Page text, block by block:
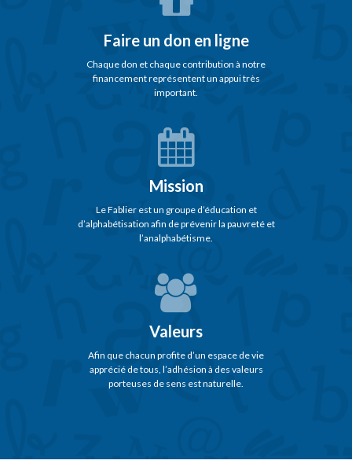
Faire un don en ligne
Chaque don et chaque contribution à notre
financement représentent un appui très
important.
Mission
Le Fablier est un groupe d’éducation et
d’alphabétisation afin de prévenir la pauvreté et
l’analphabétisme.
Valeurs
Afin que chacun profite d’un espace de vie
apprécié de tous, l’adhésion à des valeurs
porteuses de sens est naturelle.